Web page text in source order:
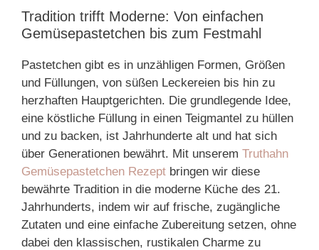
Tradition trifft Moderne: Von einfachen
Gemüsepastetchen bis zum Festmahl
Pastetchen gibt es in unzähligen Formen, Größen
und Füllungen, von süßen Leckereien bis hin zu
herzhaften Hauptgerichten. Die grundlegende Idee,
eine köstliche Füllung in einen Teigmantel zu hüllen
und zu backen, ist Jahrhunderte alt und hat sich
über Generationen bewährt. Mit unserem Truthahn
Gemüsepastetchen Rezept bringen wir diese
bewährte Tradition in die moderne Küche des 21.
Jahrhunderts, indem wir auf frische, zugängliche
Zutaten und eine einfache Zubereitung setzen, ohne
dabei den klassischen, rustikalen Charme zu